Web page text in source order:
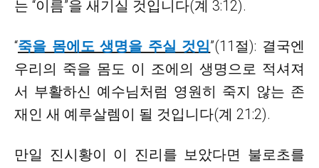
는 “이름”을 새기실 것입니다(계 3:12).
“죽을 몸에도 생명을 주실 것임”(11절): 결국엔
우리의 죽을 몸도 이 조에의 생명으로 적셔져
서 부활하신 예수님처럼 영원히 죽지 않는 존
재인 새 예루살렘이 될 것입니다(계 21:2).
만일 진시황이 이 진리를 보았다면 불로초를